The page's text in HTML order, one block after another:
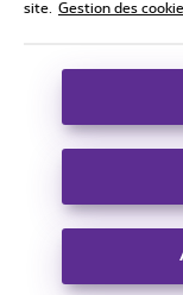
Conditions
Coordonnées de
Boulevard du Roi
Carrier & Wholesale
|
|Sitemap
site.
Gestion des